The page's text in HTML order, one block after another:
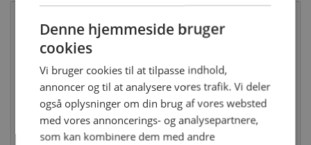
Wirespil manuelt TL150
Wirespil manuelt TL300-600
DANISH
ENGLISH TRANSLATION
Denne hjemmeside bruger
cookies
Vi bruger cookies til at tilpasse indhold,
annoncer og til at analysere vores trafik. Vi deler
også oplysninger om din brug af vores websted
med vores annoncerings- og analysepartnere,
som kan kombinere dem med andre